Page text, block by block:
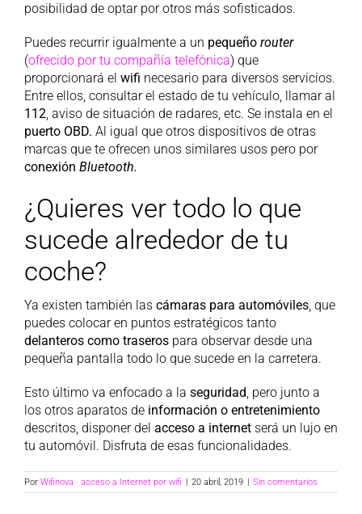
posibilidad de optar por otros más sofisticados.
Puedes recurrir igualmente a un pequeño router
(ofrecido por tu compañía telefónica) que
proporcionará el wifi necesario para diversos servicios.
Entre ellos, consultar el estado de tu vehículo, llamar al
112, aviso de situación de radares, etc. Se instala en el
puerto OBD. Al igual que otros dispositivos de otras
marcas que te ofrecen unos similares usos pero por
conexión Bluetooth​.
¿Quieres ver todo lo que
sucede alrededor de tu
coche?
Ya existen también las cámaras para automóviles , que
puedes colocar en puntos estratégicos tanto
delanteros como traseros para observar desde una
pequeña pantalla todo lo que sucede en la carretera.
Esto último va enfocado a la seguridad , pero junto a
los otros aparatos de información o entretenimiento
descritos, disponer del acceso a internet será un lujo en
tu automóvil. Disfruta de esas funcionalidades.
Por Wifinova · acceso a Internet por wifi | 20 abril, 2019 | Sin comentarios